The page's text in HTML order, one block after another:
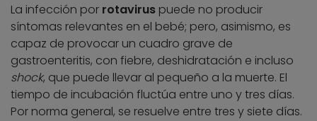
La infección por rotavirus puede no producir
síntomas relevantes en el bebé; pero, asimismo, es
capaz de provocar un cuadro grave de
gastroenteritis, con fiebre, deshidratación e incluso
shock, que puede llevar al pequeño a la muerte. El
tiempo de incubación fluctúa entre uno y tres días.
Por norma general, se resuelve entre tres y siete días.